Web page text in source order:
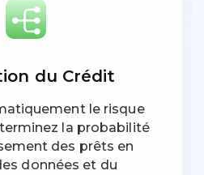
du Crédit
le risque
la probabilité
des prêts en
données et du